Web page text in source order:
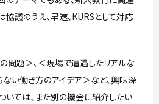
協議のうえ、早速、KURSとして対応
問題＞、＜現場で遭遇したリアルな
ない働き方のアイデア＞など、興味深
いては、また別の機会に紹介したい